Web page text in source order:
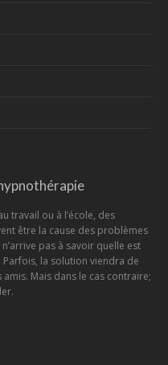
travail ou à l’école, des
être la cause des problèmes
pas à savoir quelle est
la solution viendra de
Mais dans le cas contraire;